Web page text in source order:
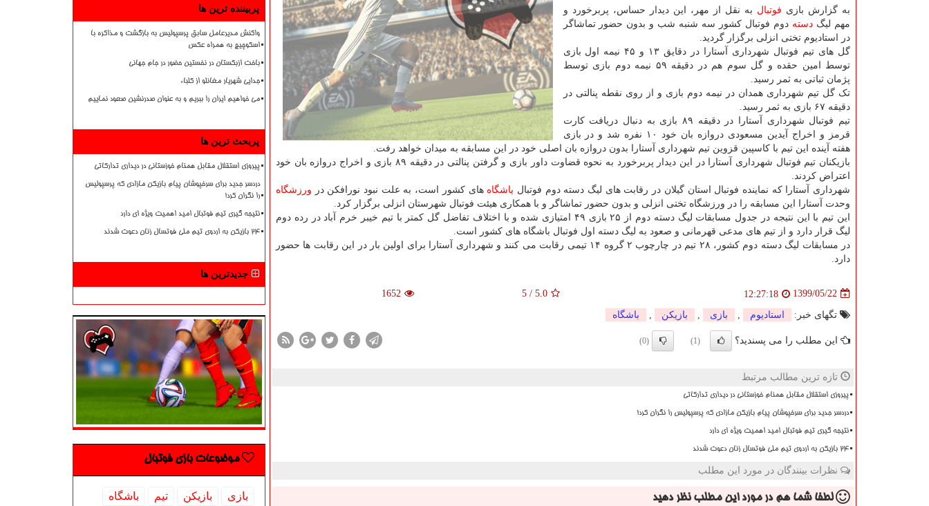
به گزارش بازی فوتبال به نقل از مهر، این دیدار حساس، پربرخورد و
مهم لیگ دسته دوم فوتبال کشور سه شنبه شب و بدون حضور تماشاگر
در استادیوم تختی انزلی برگزار گردید.
گل های تیم فوتبال شهرداری آستارا در دقایق ۱۳ و ۴۵ نیمه اول بازی
توسط امین حقده و گل سوم هم در دقیقه ۵۹ نیمه دوم بازی توسط
پژمان ثباتی به ثمر رسید.
تک گل تیم شهرداری همدان در نیمه دوم بازی و از روی نقطه پنالتی در
دقیقه ۶۷ بازی به ثمر رسید.
تیم فوتبال شهرداری آستارا در دقیقه ۸۹ بازی به دنبال دریافت کارت
قرمز و اخراج آیدین مسعودی دروازه بان خود ۱۰ نفره شد و در بازی
هفته آینده این تیم با کاسپین قزوین تیم شهرداری آستارا بدون دروازه بان اصلی خود در این مسابقه به میدان خواهد رفت.
بازیکنان تیم فوتبال شهرداری آستارا در این دیدار پربرخورد به نحوه قضاوت داور بازی و گرفتن پنالتی در دقیقه ۸۹ بازی و اخراج دروازه بان خود
اعتراض کردند.
شهرداری آستارا که نماینده فوتبال استان گیلان در رقابت های لیگ دسته دوم فوتبال باشگاه های کشور است، به علت نبود نورافکن در ورزشگاه
وحدت آستارا این مسابقه را در ورزشگاه تختی انزلی و بدون حضور تماشاگر و با همکاری هیئت فوتبال شهرستان انزلی برگزار کرد.
این تیم با این نتیجه در جدول مسابقات لیگ دسته دوم از ۲۵ بازی ۴۹ امتیازی شده و با اختلاف تفاضل گل کمتر با تیم خیبر خرم آباد در رده دوم
لیگ قرار دارد و از تیم های مدعی قهرمانی و صعود به لیگ دسته اول فوتبال باشگاه های کشور است.
در مسابقات لیگ دسته دوم کشور، ۲۸ تیم در چارچوب ۲ گروه ۱۴ تیمی رقابت می کنند و شهرداری آستارا برای اولین بار در این رقابت ها حضور
دارد.
1399/05/22
12:27:18
5.0
/
5
1652
تگهای خبر: استادیوم بازی بازیكن باشگاه
این مطلب را می پسندید؟ (1)
(0)
تازه ترین مطالب مرتبط
پیروزی استقلال مقابل همنام خوزستانی در دیداری تدارکاتی
دردسر جدید برای سرخپوشان پیام بازیکن مازادی که پرسپولیس را نگران کرد!
نتیجه گیری تیم فوتبال امید اهمیت ویژه ای دارد
۲۴ بازیکن به اردوی تیم ملی فوتسال زنان دعوت شدند
نظرات بینندگان در مورد این مطلب
لطفا شما همدر مورد این مطلب نظر دهید
پربیننده ترین ها
واکنش مدیرعامل سابق پرسپولیس به بازگشت و مذاکره با
اسکوچیچ به همراه عکس
باخت ازبکستان در نخستین حضور در جام جهانی
جدایی شهریار مغانلو از کلباء
می خواهیم ایران را ببریم و به عنوان صدرنشین صعود نماییم
پربحث ترین ها
پیروزی استقلال مقابل همنام خوزستانی در دیداری تدارکاتی
دردسر جدید برای سرخپوشان پیام بازیکن مازادی که پرسپولیس
را نگران کرد!
نتیجه گیری تیم فوتبال امید اهمیت ویژه ای دارد
۲۴ بازیکن به اردوی تیم ملی فوتسال زنان دعوت شدند
جدیدترین ها
موضوعات بازی فوتبال
بازی بازیكن تیم
باشگاه